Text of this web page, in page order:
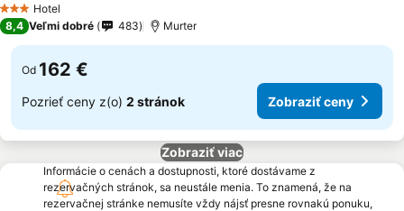
3 Počet hviezdičiek
Hotel
8,4 Veľmi dobré 483 Murter
Od 162 €
Pozrieť ceny z(o) 2 stránok Zobraziť ceny
Zobraziť viac
Informácie o cenách a dostupnosti, ktoré dostávame z
rezervačných stránok, sa neustále menia. To znamená, že na
rezervačnej stránke nemusíte vždy nájsť presne rovnakú ponuku,